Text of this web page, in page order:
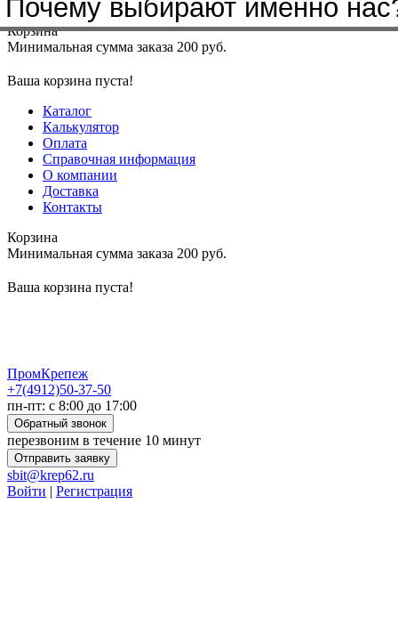
Меню+7(4912)50-37-50sbit@krep62.ru
Корзина
Минимальная сумма заказа 200 руб.
Ваша корзина пуста!
Каталог
Калькулятор
Оплата
Справочная информация
О компании
Доставка
Контакты
Корзина
Минимальная сумма заказа 200 руб.
Ваша корзина пуста!
ПромКрепеж
+7(4912)50-37-50
пн-пт: с 8:00 до 17:00
Обратный звонок
перезвоним в течение 10 минут
Отправить заявку
sbit@krep62.ru
Войти | Регистрация
Почему выбирают именно